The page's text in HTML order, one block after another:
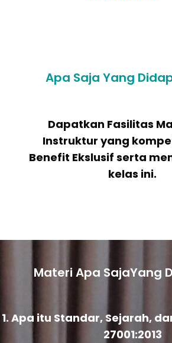
Apa Saja Yang
Dapatkan Fasilitas
Instruktur yang
Benefit Ekslusif serta
kelas ini.
Materi Apa SajaYang
1. Apa itu Standar, Sejarah,
27001:2013